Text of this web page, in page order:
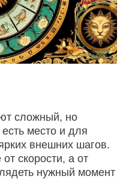
сложный, но
место и для
внешних шагов.
скорости, а от
нужный момент